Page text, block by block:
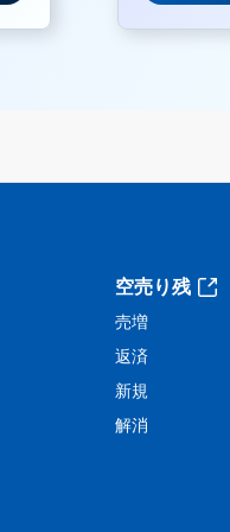
空売り残
売増
返済
新規
解消